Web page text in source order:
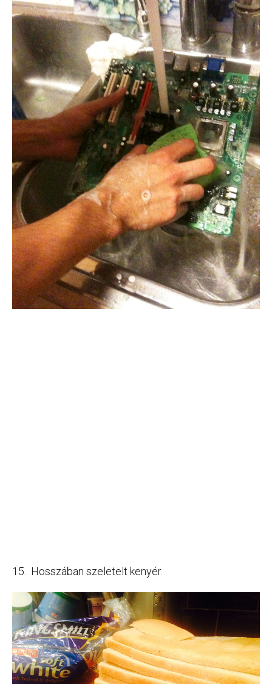
15. Hosszában szeletelt kenyér.